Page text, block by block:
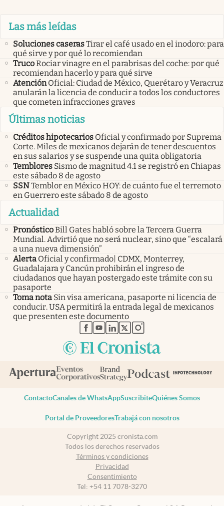
Las más leídas
Soluciones caserasTirar el café usado en el inodoro: para
qué sirve y por qué lo recomiendan
TrucoRociar vinagre en el parabrisas del coche: por qué
recomiendan hacerlo y para qué sirve
Atención Oficial: Ciudad de México, Querétaro y Veracruz
anularán la licencia de conducir a todos los conductores
que cometen infracciones graves
Últimas noticias
Créditos hipotecarios Oficial y confirmado por Suprema
Corte. Miles de mexicanos dejarán de tener descuentos
en sus salarios y se suspende una quita obligatoria
Temblores Sismo de magnitud 4.1 se registró en Chiapas
este sábado 8 de agosto
SSNTemblor en México HOY: de cuánto fue el terremoto
en Guerrero este sábado 8 de agosto
Actualidad
PronósticoBill Gates habló sobre la Tercera Guerra
Mundial. Advirtió que no será nuclear, sino que “escalará
a una nueva dimensión”
Alerta Oficial y confirmado| CDMX, Monterrey,
Guadalajara y Cancún prohibirán el ingreso de
ciudadanos que hayan postergado este trámite con su
pasaporte
Toma nota Sin visa americana, pasaporte ni licencia de
conducir. USA permitirá la entrada legal de mexicanos
que presenten este documento
abre en nueva pestaña
abre en nueva pestaña
abre en nueva pestaña
abre en nueva pestaña
abre en nueva pestaña
ContactoCanales de WhatsAppSuscribiteQuiénes Somos
Portal de ProveedoresTrabajá con nosotros
Copyright 2025 cronista.com
Todos los derechos reservados
Términos y condiciones
Privacidad
Consentimiento
Tel: +54 11 7078-3270